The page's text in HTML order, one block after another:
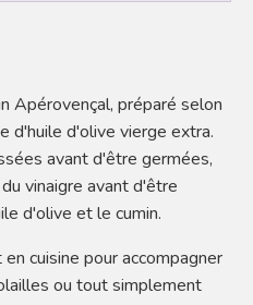
Apérovençal, préparé selon
d'huile d'olive vierge extra.
avant d'être germées,
vinaigre avant d'être
d'olive et le cumin.
cuisine pour accompagner
ou tout simplement